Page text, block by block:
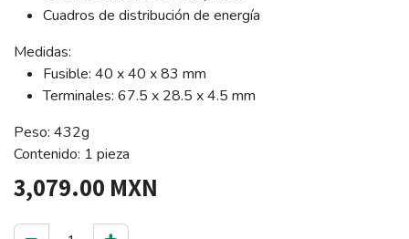
Cuadros de distribución de energía
Medidas:
Fusible: 40 x 40 x 83 mm
Terminales: 67.5 x 28.5 x 4.5 mm
Peso: 432g
Contenido: 1 pieza
3,079.00 MXN